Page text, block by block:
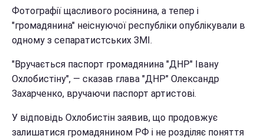
Фотографії щасливого росіянина, а тепер і
"громадянина" неіснуючої республіки опублікували в
одному з сепаратистських ЗМІ.
"Вручається паспорт громадянина "ДНР" Івану
Охлобистіну", — сказав глава "ДНР" Олександр
Захарченко, вручаючи паспорт артистові.
У відповідь Охлобистін заявив, що продовжує
залишатися громадянином РФ і не розділяє поняття